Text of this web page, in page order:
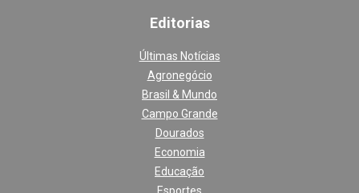
Editorias
Últimas Notícias
Agronegócio
Brasil & Mundo
Campo Grande
Dourados
Economia
Educação